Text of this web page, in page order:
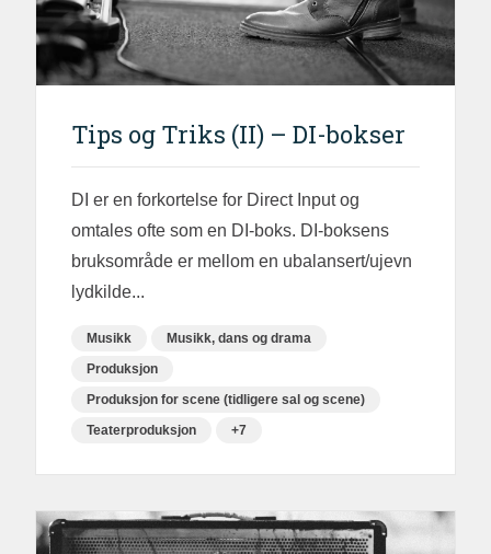
Tips og Triks (II) – DI-bokser
DI er en forkortelse for Direct Input og
omtales ofte som en DI-boks. DI-boksens
bruksområde er mellom en ubalansert/ujevn
lydkilde...
Musikk
Musikk, dans og drama
Produksjon
Produksjon for scene (tidligere sal og scene)
Teaterproduksjon
+7